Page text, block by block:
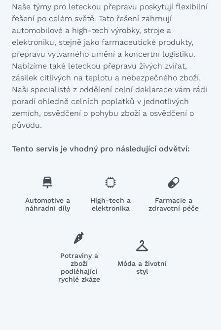
Naše týmy pro leteckou přepravu poskytují flexibilní
řešení po celém světě. Tato řešení zahrnují
automobilové a high-tech výrobky, stroje a
elektroniku, stejně jako farmaceutické produkty,
přepravu výtvarného umění a koncertní logistiku.
Nabízíme také leteckou přepravu živých zvířat,
zásilek citlivých na teplotu a nebezpečného zboží.
Naši specialisté z oddělení celní deklarace vám rádi
poradí ohledně celních poplatků v jednotlivých
zemích, osvědčení o pohybu zboží a osvědčení o
původu.
Tento servis je vhodný pro následující odvětví:
Automotive a
náhradní díly
High-tech a
elektronika
Farmacie a
zdravotní péče
Potraviny a
zboží
podléhající
rychlé zkáze
Móda a životní
styl